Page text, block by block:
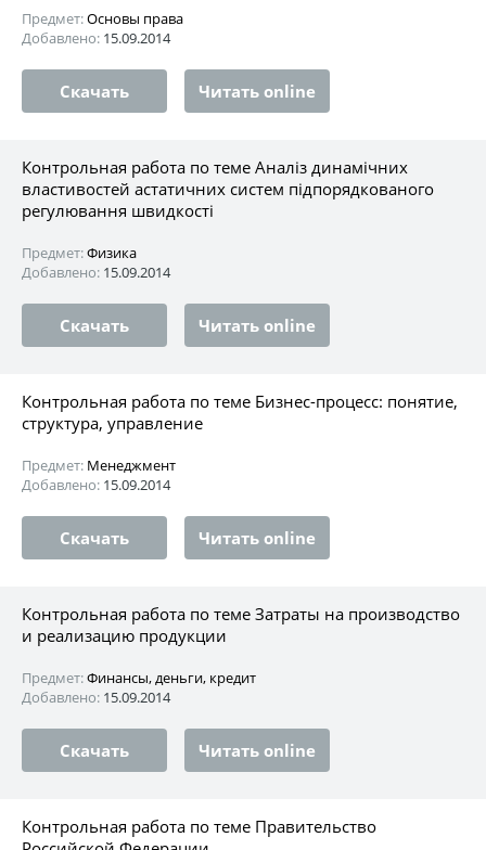
Предмет:Основы права
Добавлено: 15.09.2014
Скачать Читать online
Контрольная работа по теме Аналіз динамічних
властивостей астатичних систем підпорядкованого
регулювання швидкості
Предмет:Физика
Добавлено: 15.09.2014
Скачать Читать online
Контрольная работа по теме Бизнес-процесс: понятие,
структура, управление
Предмет: Менеджмент
Добавлено: 15.09.2014
Скачать Читать online
Контрольная работа по теме Затраты на производство
и реализацию продукции
Предмет:Финансы, деньги, кредит
Добавлено: 15.09.2014
Скачать Читать online
Контрольная работа по теме Правительство